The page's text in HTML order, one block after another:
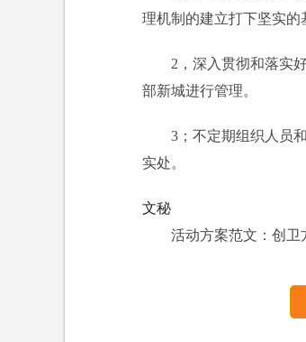
理机制的建立打下坚实的
2，深入贯彻和落实
部新城进行管理。
3；不定期组织人员
实处。
文秘
活动方案范文：创卫